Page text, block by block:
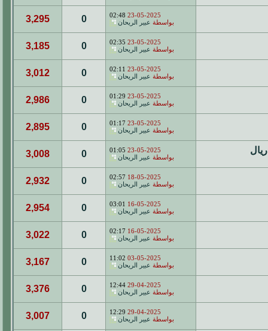
23-05-2025
02:48
بواسطة عبير الريحان 0
3,295
23-05-2025
02:35
بواسطة عبير الريحان 0
3,185
23-05-2025
02:11
بواسطة عبير الريحان 0
3,012
23-05-2025
01:29
بواسطة عبير الريحان 0
2,986
23-05-2025
01:17
بواسطة عبير الريحان 0
2,895
23-05-2025
01:05
بواسطة عبير الريحان 0
3,008
18-05-2025
02:57
بواسطة عبير الريحان 0
2,932
16-05-2025
03:01
بواسطة عبير الريحان 0
2,954
16-05-2025
02:17
بواسطة عبير الريحان 0
3,022
03-05-2025
11:02
بواسطة عبير الريحان 0
3,167
29-04-2025
12:44
بواسطة عبير الريحان 0
3,376
29-04-2025
12:29
بواسطة عبير الريحان 0
3,007